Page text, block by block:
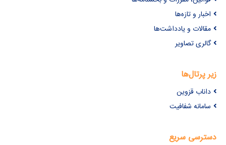
اخبار و تازه‌ها
مقالات و یادداشت‌ها
گالری تصاویر
زیر پرتال‌ها
داناب قزوین
سامانه شفافیت
دسترسی سریع